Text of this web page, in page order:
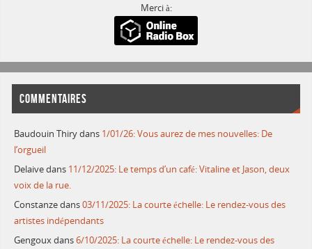
Merci à:
COMMENTAIRES
Baudouin Thirydans 1/01/26: Vous aurez de mes nouvelles: De
l’orgueil
Delaivedans 11/12/2025: Le temps d’un café: Vitaline et Jason, deux
voix de la rue.
Constanzedans03/11/2025: La courte échelle: Le rendez-vous des
artistes indépendants
Gengouxdans6/10/2025: La courte échelle: Le rendez-vous des